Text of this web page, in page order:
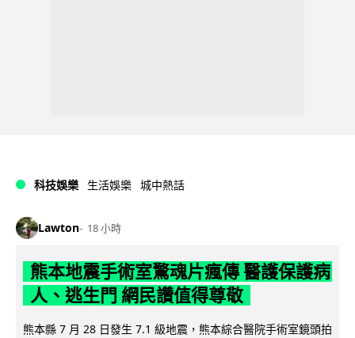
科技娛樂 生活娛樂 城中熱話
Lawton 18 小時
熊本地震手術室驚魂片瘋傳 醫護保護病
人、逃生門 網民讚值得尊敬
熊本縣 7 月 28 日發生 7.1 級地震，熊本綜合醫院手術室鏡頭拍